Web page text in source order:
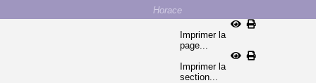
Horace
Imprimer la
page...
Imprimer la
section...